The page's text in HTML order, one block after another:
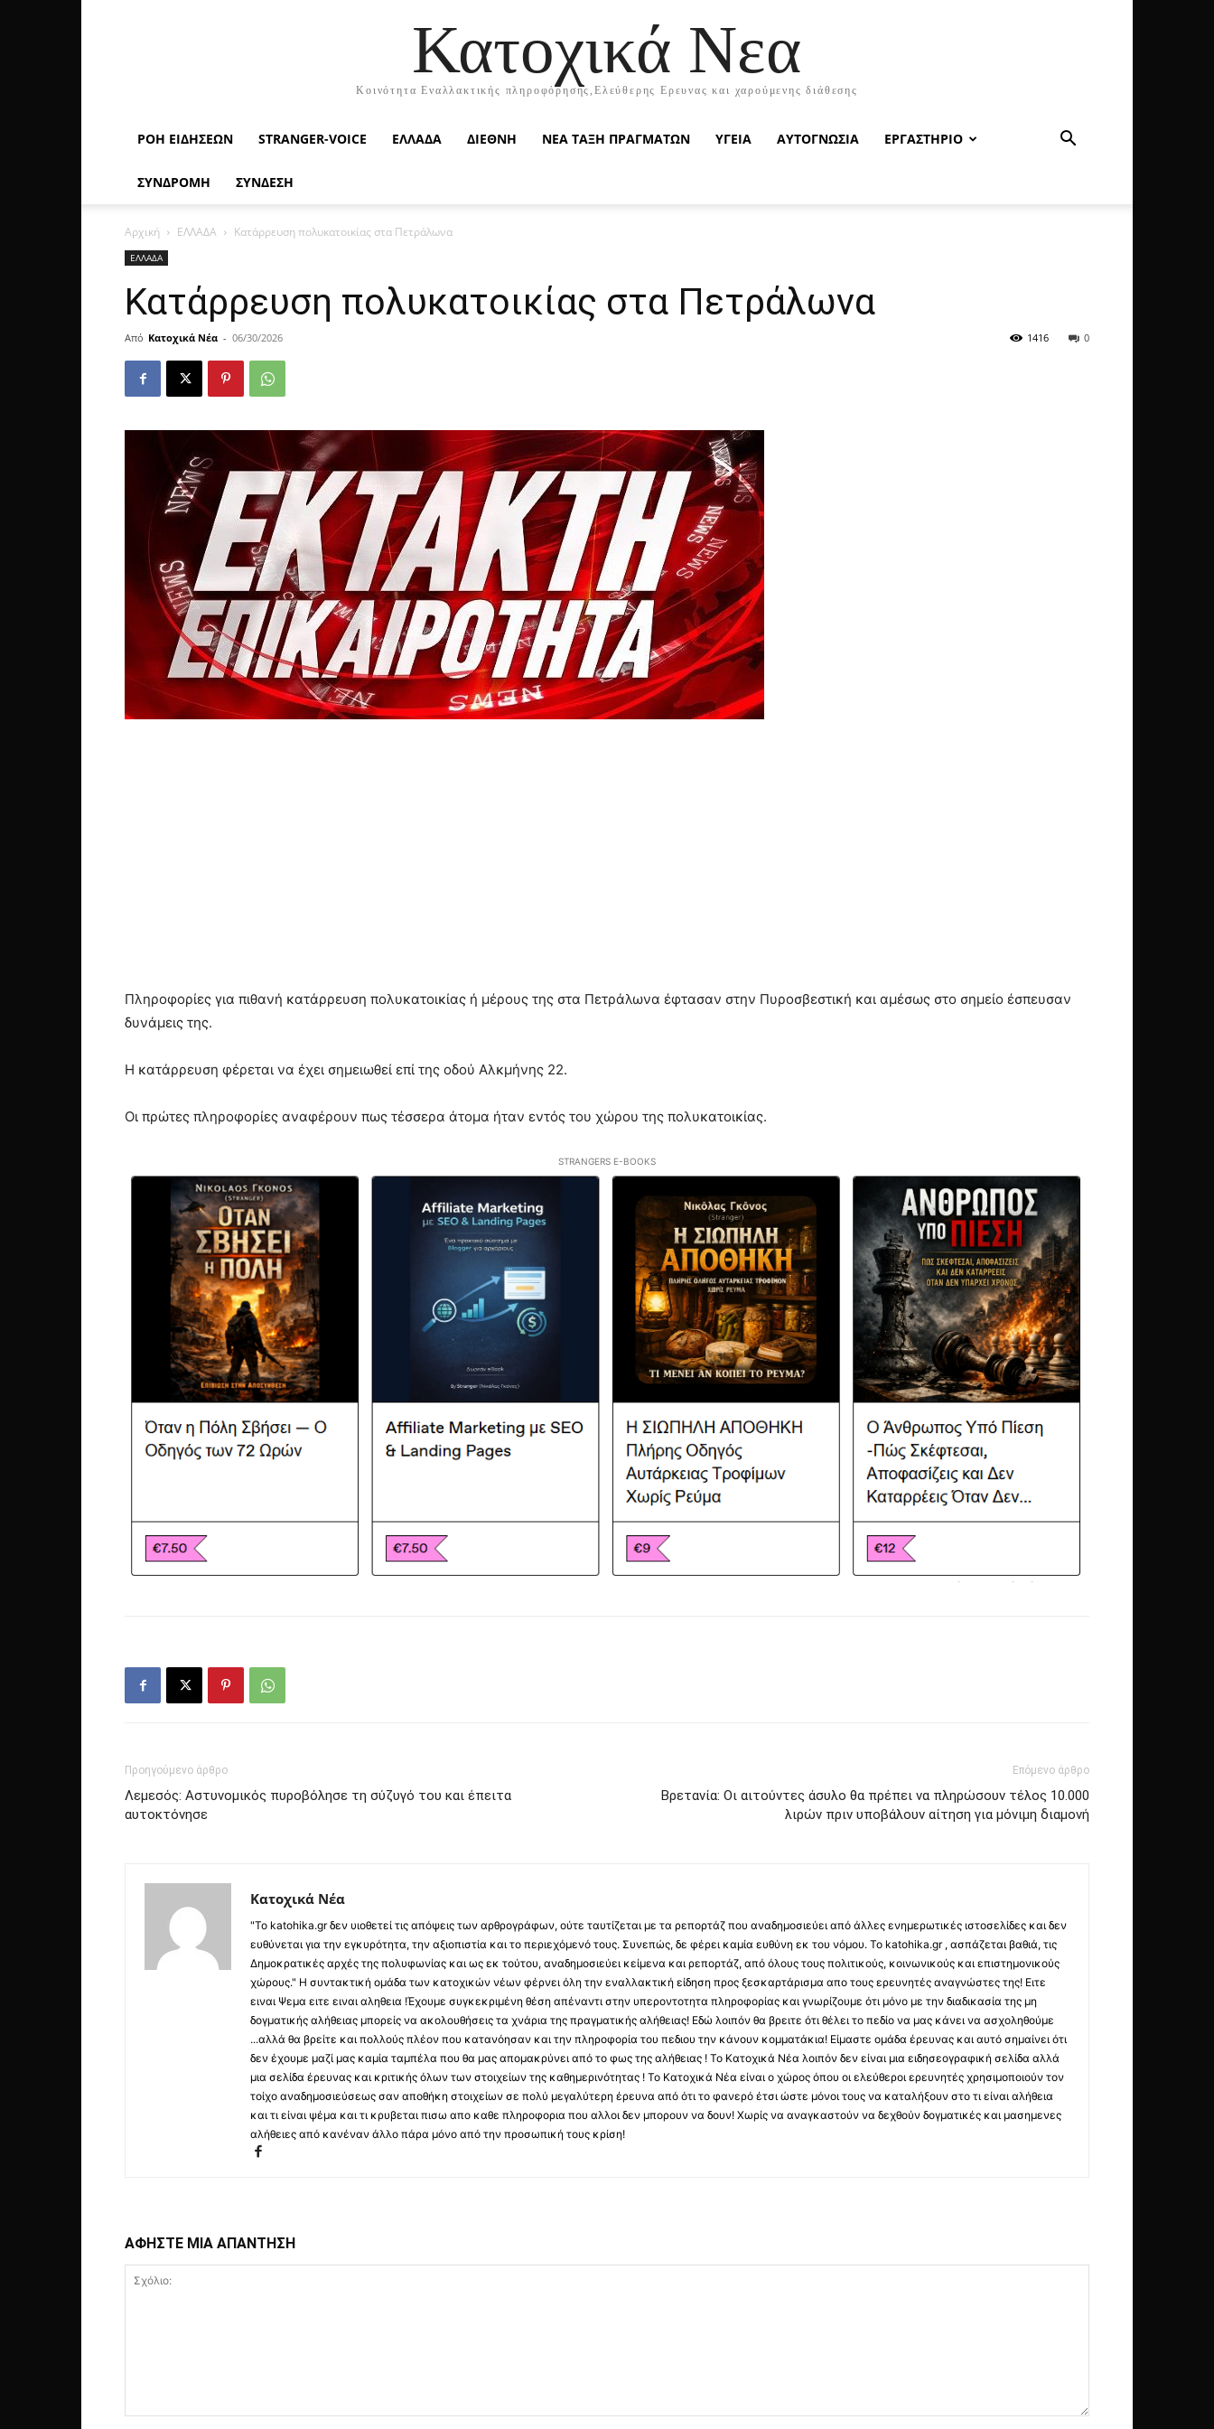
Κατοχικά Νεα
Κοινότητα Εναλλακτικής πληροφόρησης,Ελεύθερης Ερευνας και χαρούμενης διάθεσης
ΡΟΉ ΕΙΔΉΣΕΩΝ STRANGER-VOICE ΕΛΛΑΔΑ ΔΙΕΘΝΗ ΝΕΑ ΤΑΞΗ ΠΡΑΓΜΑΤΩΝ ΥΓΕΙΑ ΑΥΤΟΓΝΩΣΙΑ ΕΡΓΑΣΤΗΡΙΟ
ΣΥΝΔΡΟΜΗ ΣΥΝΔΕΣΗ
Αρχική ΕΛΛΑΔΑ Κατάρρευση πολυκατοικίας στα Πετράλωνα
ΕΛΛΑΔΑ
Κατάρρευση πολυκατοικίας στα Πετράλωνα
Από Κατοχικά Νέα - 06/30/2026 0
1416
Πληροφορίες για πιθανή κατάρρευση πολυκατοικίας ή μέρους της στα Πετράλωνα έφτασαν στην Πυροσβεστική και αμέσως στο σημείο έσπευσαν
δυνάμεις της.
Η κατάρρευση φέρεται να έχει σημειωθεί επί της οδού Αλκμήνης 22.
Οι πρώτες πληροφορίες αναφέρουν πως τέσσερα άτομα ήταν εντός του χώρου της πολυκατοικίας.
STRANGERS E-BOOKS
Προηγούμενο άρθρο
Λεμεσός: Αστυνομικός πυροβόλησε τη σύζυγό του και έπειτα
αυτοκτόνησε
Επόμενο άρθρο
Βρετανία: Οι αιτούντες άσυλο θα πρέπει να πληρώσουν τέλος 10.000
λιρών πριν υποβάλουν αίτηση για μόνιμη διαμονή
Κατοχικά Νέα
"Το katohika.gr δεν υιοθετεί τις απόψεις των αρθρογράφων, ούτε ταυτίζεται με τα ρεπορτάζ που αναδημοσιεύει από άλλες ενημερωτικές ιστοσελίδες και δεν
ευθύνεται για την εγκυρότητα, την αξιοπιστία και το περιεχόμενό τους. Συνεπώς, δε φέρει καμία ευθύνη εκ του νόμου. Το katohika.gr , ασπάζεται βαθιά, τις
Δημοκρατικές αρχές της πολυφωνίας και ως εκ τούτου, αναδημοσιεύει κείμενα και ρεπορτάζ, από όλους τους πολιτικούς, κοινωνικούς και επιστημονικούς
χώρους." Η συντακτική ομάδα των κατοχικών νέων φέρνει όλη την εναλλακτική είδηση προς ξεσκαρτάρισμα απο τους ερευνητές αναγνώστες της! Ειτε
ειναι Ψεμα ειτε ειναι αληθεια !Έχουμε συγκεκριμένη θέση απέναντι στην υπεροντοτητα πληροφορίας και γνωρίζουμε ότι μόνο με την διαδικασία της μη
δογματικής αλήθειας μπορείς να ακολουθήσεις τα χνάρια της πραγματικής αλήθειας! Εδώ λοιπόν θα βρειτε ότι θέλει το πεδίο να μας κάνει να ασχοληθούμε
...αλλά θα βρείτε και πολλούς πλέον που κατανόησαν και την πληροφορία του πεδιου την κάνουν κομματάκια! Είμαστε ομάδα έρευνας και αυτό σημαίνει ότι
δεν έχουμε μαζί μας καμία ταμπέλα που θα μας απομακρύνει από το φως της αλήθειας ! Το Κατοχικά Νέα λοιπόν δεν είναι μια ειδησεογραφική σελίδα αλλά
μια σελίδα έρευνας και κριτικής όλων των στοιχείων της καθημερινότητας ! Το Κατοχικά Νέα είναι ο χώρος όπου οι ελεύθεροι ερευνητές χρησιμοποιούν τον
τοίχο αναδημοσιεύσεως σαν αποθήκη στοιχείων σε πολύ μεγαλύτερη έρευνα από ότι το φανερό έτσι ώστε μόνοι τους να καταλήξουν στο τι είναι αλήθεια
και τι είναι ψέμα και τι κρυβεται πισω απο καθε πληροφορια που αλλοι δεν μπορουν να δουν! Χωρίς να αναγκαστούν να δεχθούν δογματικές και μασημενες
αλήθειες από κανέναν άλλο πάρα μόνο από την προσωπική τους κρίση!
ΑΦΗΣΤΕ ΜΙΑ ΑΠΑΝΤΗΣΗ